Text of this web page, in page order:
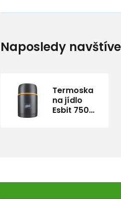
Naposledy
Termoska
na jídlo
Esbit 750